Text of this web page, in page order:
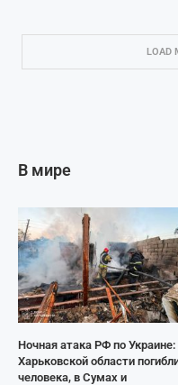
LOAD
В мире
Ночная атака РФ по Украине:
Харьковской области
человека, в Сумах и